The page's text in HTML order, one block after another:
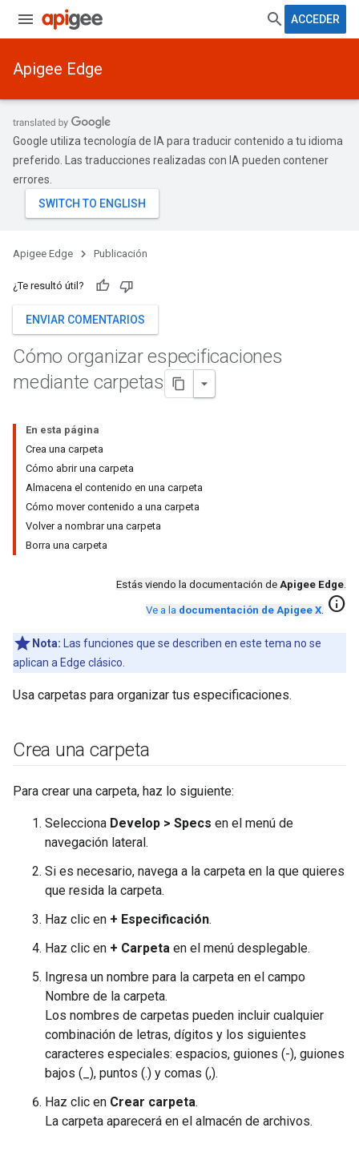
ACCEDER
Apigee Edge
Google utiliza tecnología de IA para traducir contenido a tu idioma
preferido. Las traducciones realizadas con IA pueden contener
errores.
Apigee Edge Publicación
¿Te resultó útil?
ENVIAR COMENTARIOS
Cómo organizar especificaciones
mediante carpetas
En esta página
Crea una carpeta
Cómo abrir una carpeta
Almacena el contenido en una carpeta
Cómo mover contenido a una carpeta
Volver a nombrar una carpeta
Borra una carpeta
Estás viendo la documentación de Apigee Edge.
Ve a la documentación de Apigee X. info
Nota: Las funciones que se describen en este tema no se
aplican a Edge clásico.
Usa carpetas para organizar tus especificaciones.
Crea una carpeta
Para crear una carpeta, haz lo siguiente:
Selecciona Develop > Specs en el menú de
navegación lateral.
Si es necesario, navega a la carpeta en la que quieres
que resida la carpeta.
Haz clic en + Especificación.
Haz clic en + Carpeta en el menú desplegable.
Ingresa un nombre para la carpeta en el campo
Nombre de la carpeta.
Los nombres de carpetas pueden incluir cualquier
combinación de letras, dígitos y los siguientes
caracteres especiales: espacios, guiones (-), guiones
bajos (_), puntos (.) y comas (,).
Haz clic en Crear carpeta.
La carpeta aparecerá en el almacén de archivos.